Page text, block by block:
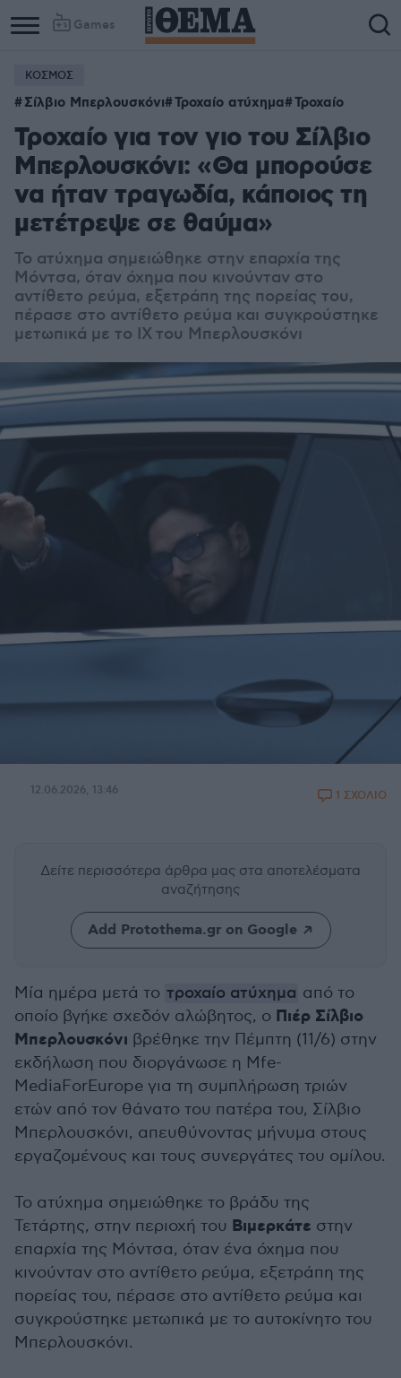
Games
ΚΟΣΜΟΣ
Σίλβιο Μπερλουσκόνι Τροχαίο ατύχημα Τροχαίο
Τροχαίο για τον γιο του Σίλβιο
Μπερλουσκόνι: «Θα μπορούσε
να ήταν τραγωδία, κάποιος τη
μετέτρεψε σε θαύμα»
Το ατύχημα σημειώθηκε στην επαρχία της
Μόντσα, όταν όχημα που κινούνταν στο
αντίθετο ρεύμα, εξετράπη της πορείας του,
πέρασε στο αντίθετο ρεύμα και συγκρούστηκε
μετωπικά με το ΙΧ του Μπερλουσκόνι
12.06.2026, 13:46 1 ΣΧΟΛΙΟ
Δείτε περισσότερα άρθρα μας στα αποτελέσματα
αναζήτησης
Add Protothema.gr on Google
Μία ημέρα μετά το τροχαίο ατύχημα από το
οποίο βγήκε σχεδόν αλώβητος, ο Πιέρ Σίλβιο
Μπερλουσκόνι βρέθηκε την Πέμπτη (11/6) στην
εκδήλωση που διοργάνωσε η Mfe-
MediaForEurope για τη συμπλήρωση τριών
ετών από τον θάνατο του πατέρα του, Σίλβιο
Μπερλουσκόνι, απευθύνοντας μήνυμα στους
εργαζομένους και τους συνεργάτες του ομίλου.
Το ατύχημα σημειώθηκε το βράδυ της
Τετάρτης, στην περιοχή του Βιμερκάτε στην
επαρχία της Μόντσα, όταν ένα όχημα που
κινούνταν στο αντίθετο ρεύμα, εξετράπη της
πορείας του, πέρασε στο αντίθετο ρεύμα και
συγκρούστηκε μετωπικά με το αυτοκίνητο του
Μπερλουσκόνι.